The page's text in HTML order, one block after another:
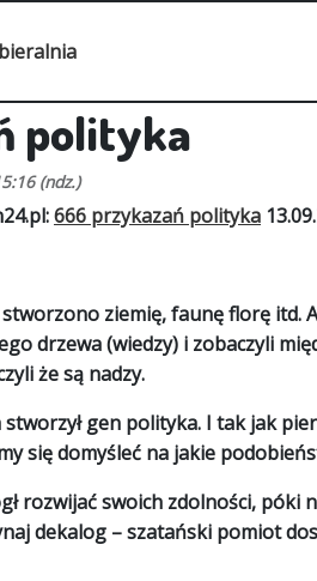
polityka
(ndz.)
666 przykazań polityka
ziemię, faunę florę itd.
drzewa (wiedzy) i zobaczyli
że są nadzy.
gen polityka. I tak jak
się domyśleć na jakie
rozwijać swoich zdolności, póki
dekalog – szatański pomiot